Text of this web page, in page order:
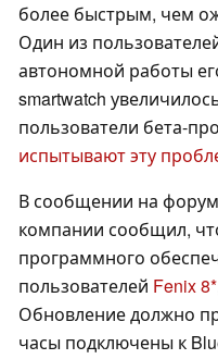
более быстрым, чем
Один из
автономной работы
smartwatch
пользователи бета-
испытывают эту
В сообщении на
компании сообщил,
программного
пользователей Fenix 8
Обновление должно
часы подключены к